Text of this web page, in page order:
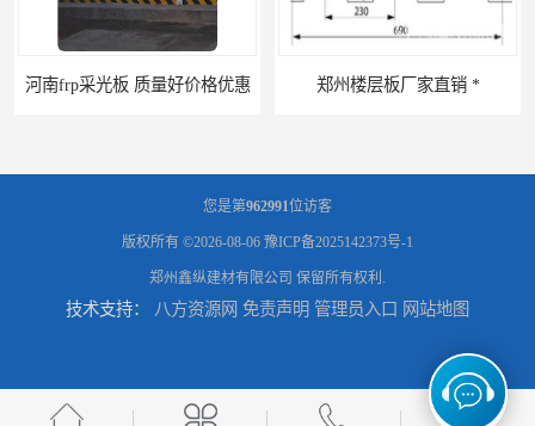
郑州楼层板厂家直销 *
河南郑州生产加工彩钢围挡 郑州鑫纵 质量好 围挡加工 三门峡生产加工彩钢围挡 郑州鑫纵 质量好 围挡加工
您是第962991位访客
版权所有 ©2026-08-06 豫ICP备2025142373号-1
郑州鑫纵建材有限公司 保留所有权利.
技术支持： 八方资源网 免责声明 管理员入口 网站地图